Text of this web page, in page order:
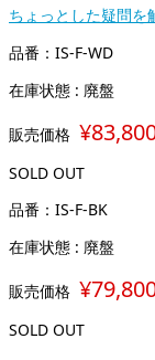
ちょっとした疑問を
品番：IS-F-WD
在庫状態 : 廃盤
販売価格
SOLD OUT
品番：IS-F-BK
在庫状態 : 廃盤
販売価格
SOLD OUT